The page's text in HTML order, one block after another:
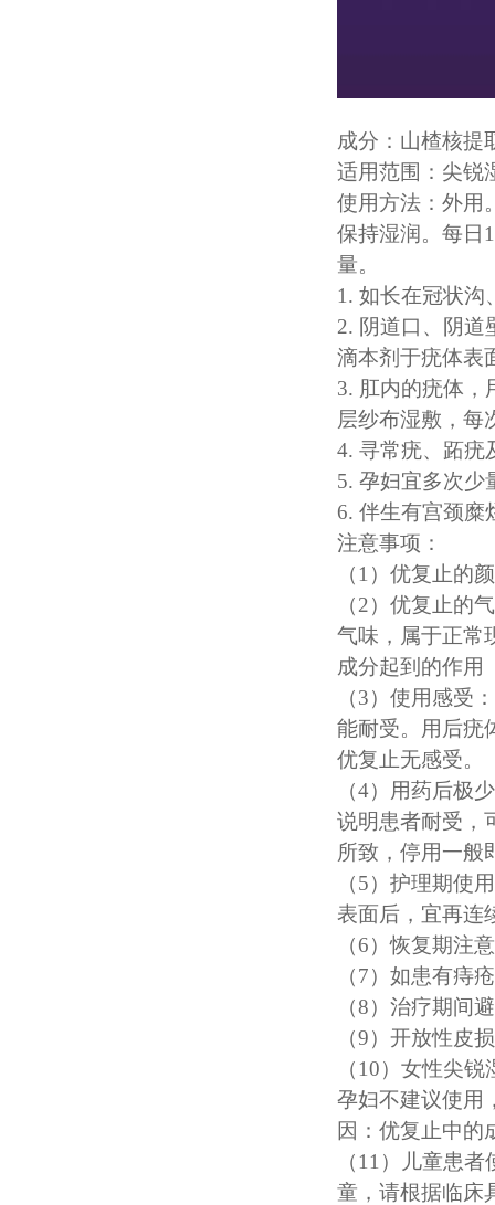
成分：山楂核提
适用范围：尖锐
使用方法：外用
保持湿润。每日
量。
1. 如长在冠状沟
2. 阴道口、阴道
滴本剂于疣体表
3. 肛内的疣体，
层纱布湿敷，每
4. 寻常疣、跖疣
5. 孕妇宜多次少
6. 伴生有宫颈糜
注意事项：
（1）优复止的
（2）优复止的
气味，属于正常
成分起到的作用
（3）使用感受
能耐受。用后疣
优复止无感受。
（4）用药后极
说明患者耐受，
所致，停用一般
（5）护理期使
表面后，宜再连
（6）恢复期注
（7）如患有痔
（8）治疗期间
（9）开放性皮
（10）女性尖锐
孕妇不建议使用
因：优复止中的
（11）儿童患者
童，请根据临床